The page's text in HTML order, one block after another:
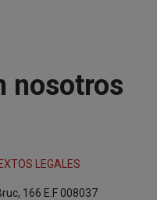
nosotros
LEGALES
166 E.F 008037